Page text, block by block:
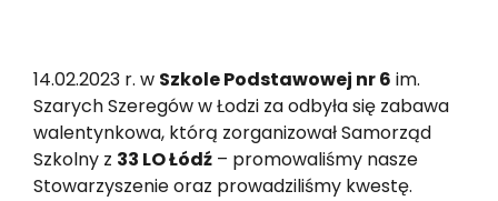
14.02.2023 r. w Szkole Podstawowej nr 6 im.
Szarych Szeregów w Łodzi za odbyła się zabawa
walentynkowa, którą zorganizował Samorząd
Szkolny z 33 LO Łódź – promowaliśmy nasze
Stowarzyszenie oraz prowadziliśmy kwestę.